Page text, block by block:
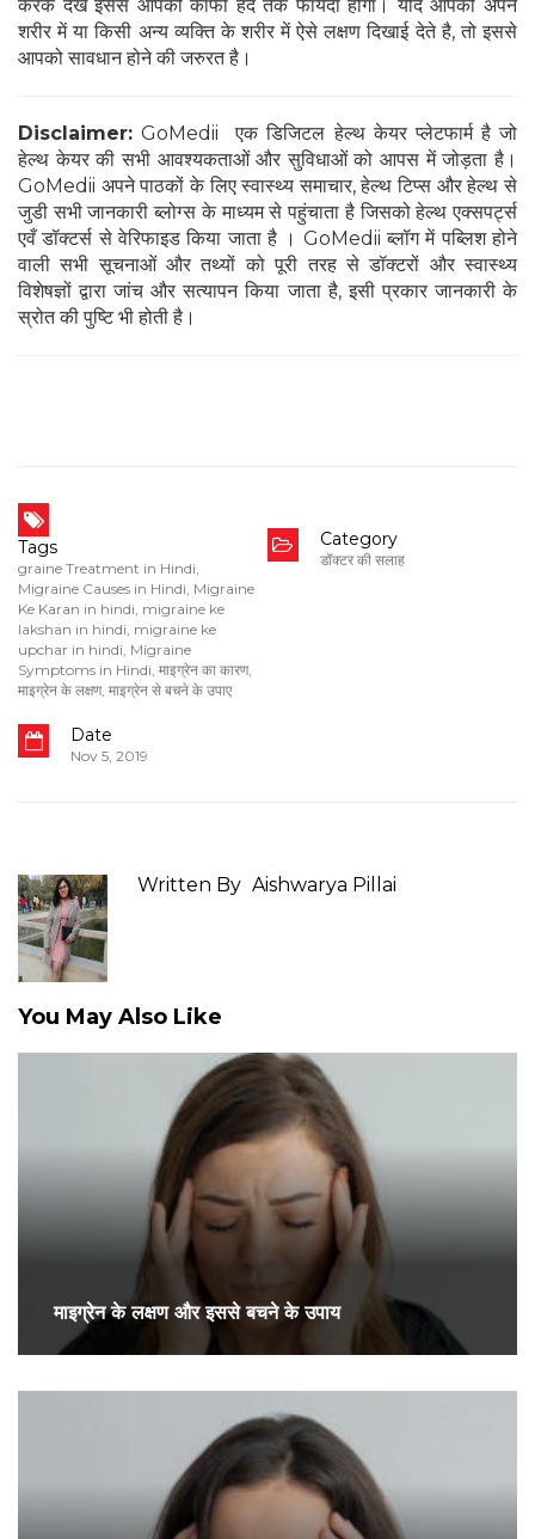
करके देखे इससे आपको काफी हद तक फायदा होगा। यदि आपको अपने
शरीर में या किसी अन्य व्यक्ति के शरीर में ऐसे लक्षण दिखाई देते है, तो इससे
आपको सावधान होने की जरुरत है।
Disclaimer: GoMedii एक डिजिटल हेल्थ केयर प्लेटफार्म है जो
हेल्थ केयर की सभी आवश्यकताओं और सुविधाओं को आपस में जोड़ता है।
GoMedii अपने पाठकों के लिए स्वास्थ्य समाचार, हेल्थ टिप्स और हेल्थ से
जुडी सभी जानकारी ब्लोग्स के माध्यम से पहुंचाता है जिसको हेल्थ एक्सपर्ट्स
एवँ डॉक्टर्स से वेरिफाइड किया जाता है । GoMedii ब्लॉग में पब्लिश होने
वाली सभी सूचनाओं और तथ्यों को पूरी तरह से डॉक्टरों और स्वास्थ्य
विशेषज्ञों द्वारा जांच और सत्यापन किया जाता है, इसी प्रकार जानकारी के
स्रोत की पुष्टि भी होती है।
Tags
graine Treatment in Hindi,
Migraine Causes in Hindi, Migraine
Ke Karan in hindi, migraine ke
lakshan in hindi, migraine ke
upchar in hindi, Migraine
Symptoms in Hindi, माइग्रेन का कारण,
माइग्रेन के लक्षण, माइग्रेन से बचने के उपाए
Category
डॉक्टर की सलाह
Date
Nov 5, 2019
Written By Aishwarya Pillai
You May Also Like
माइग्रेन के लक्षण और इससे बचने के उपाय